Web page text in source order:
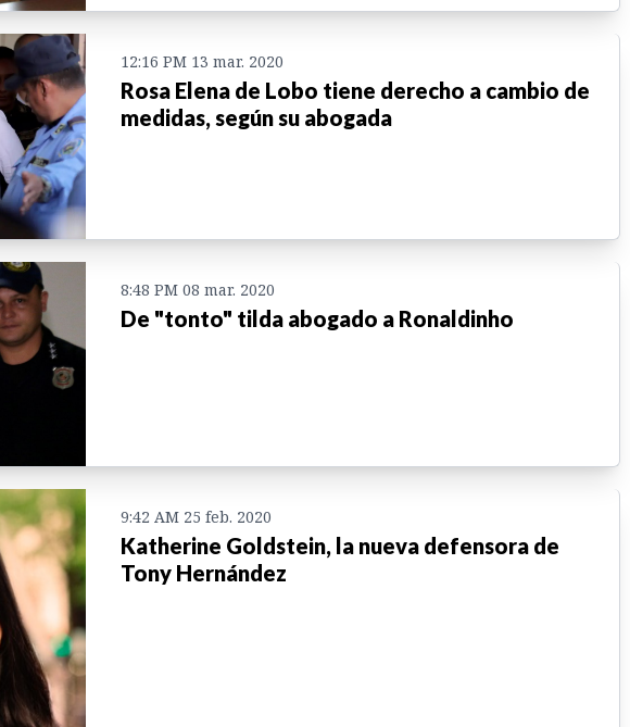
12:16 PM 13 mar. 2020
Rosa Elena de Lobo tiene derecho a cambio de
medidas, según su abogada
8:48 PM 08 mar. 2020
De "tonto" tilda abogado a Ronaldinho
9:42 AM 25 feb. 2020
Katherine Goldstein, la nueva defensora de
Tony Hernández